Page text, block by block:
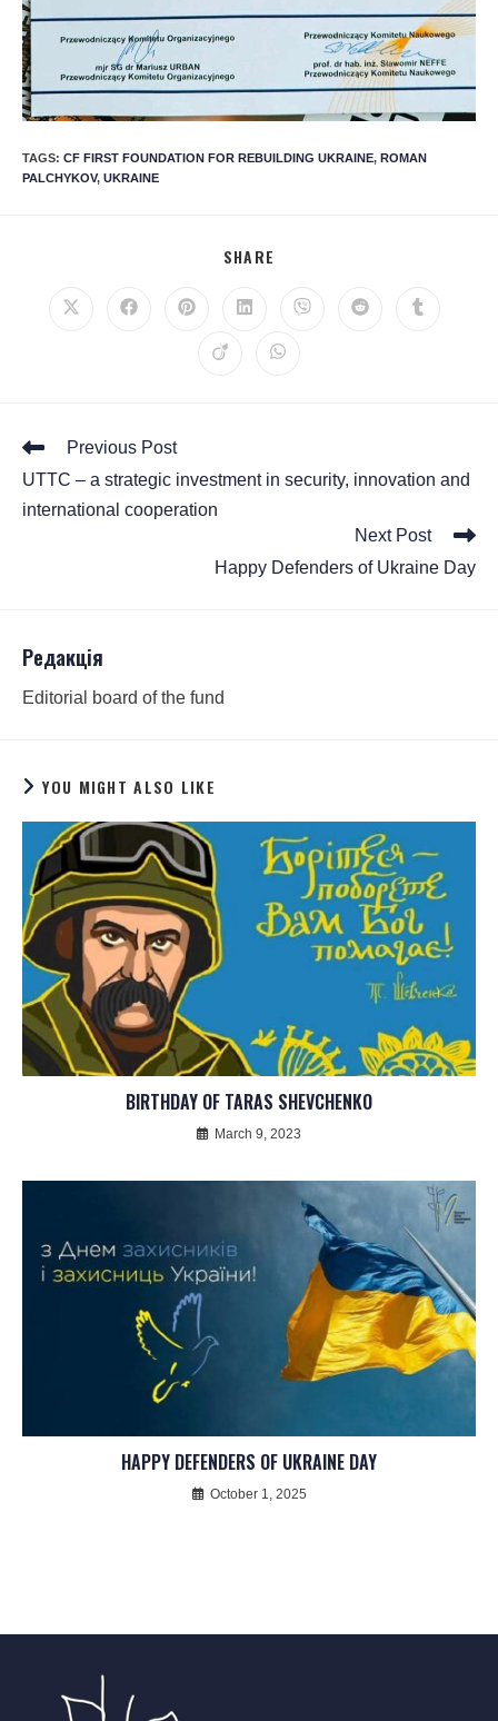
TAGS: CF FIRST FOUNDATION FOR REBUILDING UKRAINE, ROMAN
PALCHYKOV, UKRAINE
SHARE
Previous Post
UTTC – a strategic investment in security, innovation and
international cooperation
Next Post
Happy Defenders of Ukraine Day
Редакція
Editorial board of the fund
YOU MIGHT ALSO LIKE
BIRTHDAY OF TARAS SHEVCHENKO
March 9, 2023
HAPPY DEFENDERS OF UKRAINE DAY
October 1, 2025